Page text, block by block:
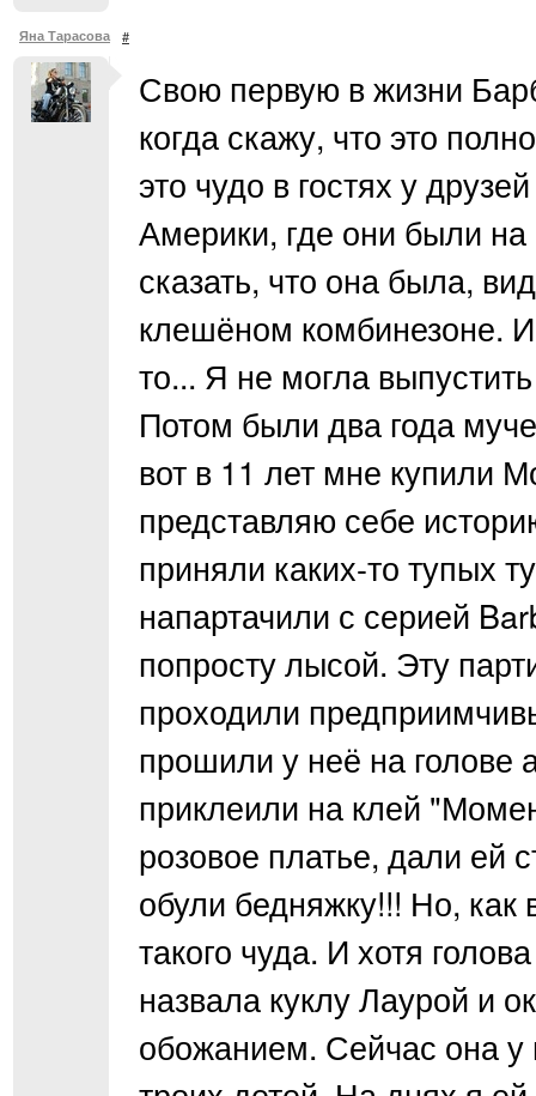
Яна Тарасова #
Свою первую в жизни
когда скажу, что это
это чудо в гостях у
Америки, где они были
сказать, что она была,
клешёном комбинезоне.
то... Я не могла
Потом были два года
вот в 11 лет мне купили
представляю себе
приняли каких-то тупых
напартачили с серией
попросту лысой. Эту
проходили
прошили у неё на голове
приклеили на клей
розовое платье, дали ей
обули бедняжку!!! Но, как
такого чуда. И хотя
назвала куклу Лаурой и
обожанием. Сейчас она